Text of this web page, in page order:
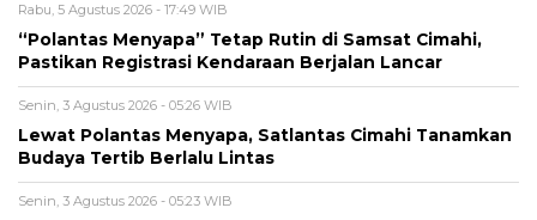
Rabu, 5 Agustus 2026 - 17:49 WIB
“Polantas Menyapa” Tetap Rutin di Samsat Cimahi,
Pastikan Registrasi Kendaraan Berjalan Lancar
Senin, 3 Agustus 2026 - 05:26 WIB
Lewat Polantas Menyapa, Satlantas Cimahi Tanamkan
Budaya Tertib Berlalu Lintas
Senin, 3 Agustus 2026 - 05:23 WIB